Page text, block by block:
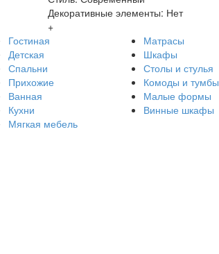
Декоративные элементы: Нет
+
Гостиная
Детская
Спальни
Прихожие
Ванная
Кухни
Мягкая мебель
Матрасы
Шкафы
Столы и стулья
Комоды и тумбы
Малые формы
Винные шкафы